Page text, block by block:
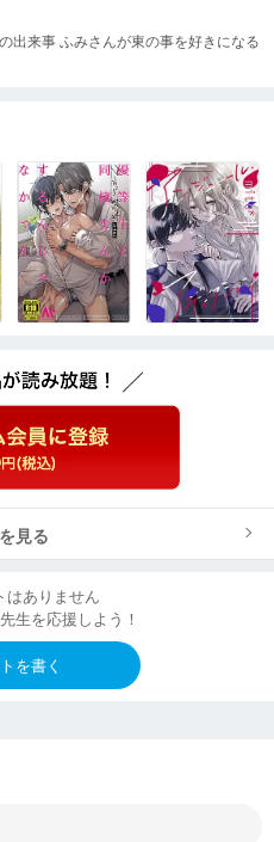
出来事 ふみさんが東の事を好きになる
見る
はありません
生を応援しよう！
を書く